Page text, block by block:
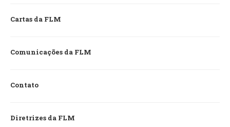
Cartas da FLM
Comunicações da FLM
Contato
Diretrizes da FLM